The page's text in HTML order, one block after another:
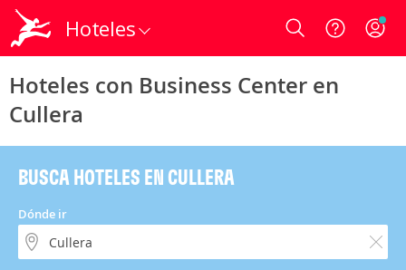
Hoteles Login
Hoteles con Business Center en
Cullera
BUSCA HOTELES EN CULLERA
Dónde ir